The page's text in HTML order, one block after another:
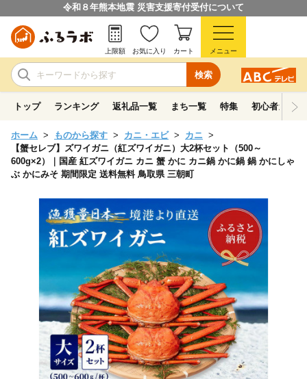
令和８年熊本地震 災害支援寄付受付について
検索
上限額 お気に入り カート メニュー
トップ ランキング 返礼品一覧 まち一覧 特集 初心者ガイド
ホーム ものから探す カニ・エビ
カニ
【蟹セレブ】ズワイガニ（紅ズワイガニ）大2杯セット（500～
600g×2）｜国産 紅ズワイガニ カニ 蟹 かに カニ鍋 かに鍋 鍋 かにしゃ
ぶ かにみそ 期間限定 送料無料 鳥取県 三朝町